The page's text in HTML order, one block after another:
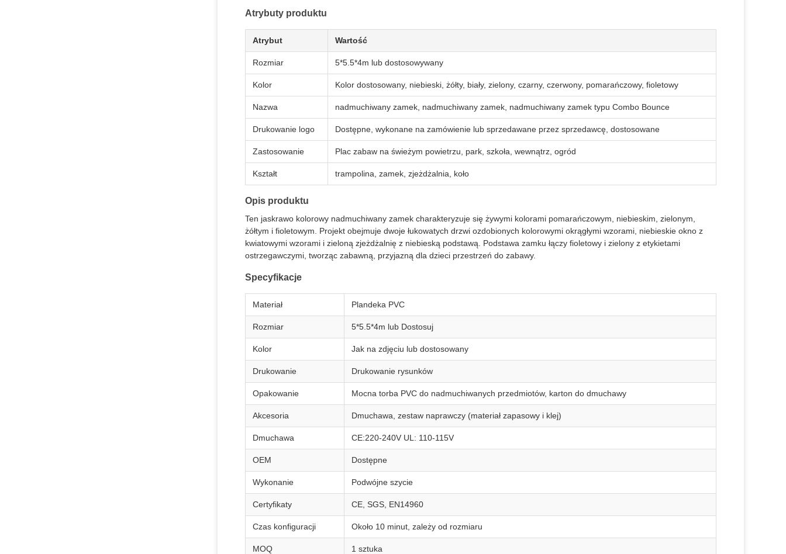
Atrybuty produktu
Atrybut Wartość
Rozmiar 5*5.5*4m lub dostosowywany
Kolor Kolor dostosowany, niebieski, żółty, biały, zielony, czarny, czerwony, pomarańczowy, fioletowy
Nazwa nadmuchiwany zamek, nadmuchiwany zamek, nadmuchiwany zamek typu Combo Bounce
Drukowanie logo Dostępne, wykonane na zamówienie lub sprzedawane przez sprzedawcę, dostosowane
Zastosowanie Plac zabaw na świeżym powietrzu, park, szkoła, wewnątrz, ogród
Kształt trampolina, zamek, zjeżdżalnia, koło
Opis produktu
Ten jaskrawo kolorowy nadmuchiwany zamek charakteryzuje się żywymi kolorami pomarańczowym, niebieskim, zielonym,
żółtym i fioletowym. Projekt obejmuje dwoje łukowatych drzwi ozdobionych kolorowymi okrągłymi wzorami, niebieskie okno z
kwiatowymi wzorami i zieloną zjeżdżalnię z niebieską podstawą. Podstawa zamku łączy fioletowy i zielony z etykietami
ostrzegawczymi, tworząc zabawną, przyjazną dla dzieci przestrzeń do zabawy.
Specyfikacje
Materiał Plandeka PVC
Rozmiar 5*5.5*4m lub Dostosuj
Kolor Jak na zdjęciu lub dostosowany
Drukowanie Drukowanie rysunków
Opakowanie Mocna torba PVC do nadmuchiwanych przedmiotów, karton do dmuchawy
Akcesoria Dmuchawa, zestaw naprawczy (materiał zapasowy i klej)
Dmuchawa CE:220-240V UL: 110-115V
OEM Dostępne
Wykonanie Podwójne szycie
Certyfikaty CE, SGS, EN14960
Czas konfiguracji Około 10 minut, zależy od rozmiaru
MOQ 1 sztuka